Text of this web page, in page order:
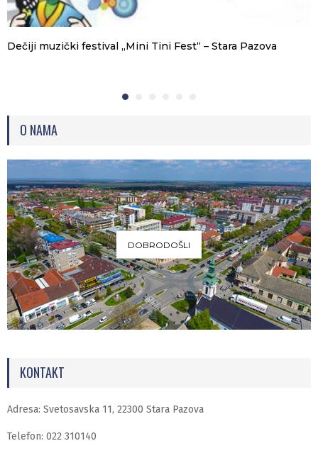
Dečiji muzički festival „Mini Tini Fest“ – Stara Pazova
O NAMA
DOBRODOŠLI
KONTAKT
Adresa: Svetosavska 11, 22300 Stara Pazova
Telefon: 022 310140